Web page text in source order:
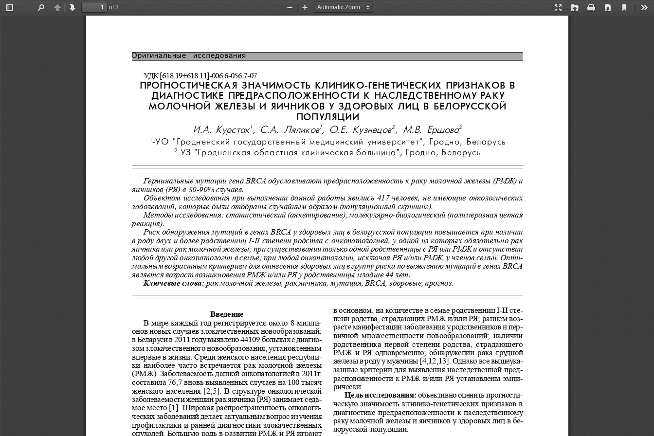
Toggle
PreviousNext
of 3
Presentation
Open Print Download
Current
Zoom
Zoom
Оригинальные  исследования
УДК [618.19+618.11]-006.6-056.7-07
ПРОГНОСТИЧЕСКАЯ ЗНАЧИМОСТЬ КЛИНИКО-ГЕНЕТИЧЕСКИХ ПРИЗНАКОВ В
ДИАГНОСТИКЕ ПРЕДРАСПОЛОЖЕННОСТИ К НАСЛЕДСТВЕННОМУ РАКУ
МОЛОЧНОЙ ЖЕЛЕЗЫ И ЯИЧНИКОВ У ЗДОРОВЫХ ЛИЦ В БЕЛОРУССКОЙ
ПОПУЛЯЦИИ
И.А. Курстак1, С.А. Ляликов1, О.Е. Кузнецов2, М.В. Ершова2
1-УО "Гродненский государственный медицинский университет", Гродно, Беларусь
2-УЗ "Гродненская областная клиническая больница", Гродно, Беларусь
Герминальные мутации гена BRCA обусловливают предрасположенность к раку молочной железы (РМЖ) и
яичников (РЯ) в 80-90% случаев.
Объектом исследования при выполнении данной работы явились 417 человек, не имеющие онкологических
заболеваний, которые были отобраны случайным образом (популяционный скрининг).
Методы исследования: статистический (анкетирование), молекулярно-биологический (полимеразная цепная
реакция).
Риск обнаружения мутаций в генах BRCA у здоровых лиц в белорусской популяции повышается при наличии
в роду двух и более родственниц I-II степени родства с онкопатологией, у одной из которых обязательно рак
яичника или рак молочной железы; при существовании только одной родственницы с РЯ или РМЖ и отсутствии
любой другой онкопатологии в семье; при любой онкопатологии, исключая РЯ и/или РМЖ, у членов семьи. Опти-
мальным возрастным критерием для отнесения здоровых лиц в группу риска по выявлению мутаций в генах BRCA
является возраст возникновения РМЖ и/или РЯ у родственницы младше 44 лет.
Ключевые слова: рак молочной железы, рак яичника, мутация, BRCA, здоровые, прогноз.
Введение
В мире каждый год регистрируется около 8 милли-
онов новых случаев злокачественных новообразований,
в Беларуси в 2011 году выявлено 44109 больных с диагно-
зом злокачественного новообразования, установленным
впервые в жизни. Среди женского населения республи-
ки наиболее часто встречается рак молочной  железы
(РМЖ). Заболеваемость данной онкопатологией в 2011г.
составила 76,7 вновь выявленных случаев на 100 тысяч
женского населения [2,5]. В структуре онкологической
заболеваемости женщин рак яичника (РЯ) занимает седь-
мое место [1]. Широкая распространенность онкологи-
ческих заболеваний делает актуальным вопрос изучения
профилактики и ранней диагностики злокачественных
опухолей. Большую роль в развитии РМЖ и РЯ играют
в основном, на количестве в семье родственниц I-II сте-
пени родства, страдающих РМЖ и/или РЯ; раннем воз-
расте манифестации заболевания у родственников и пер-
вичной  множественности новообразований;  наличии
родственника первой степени родства,  страдающего
РМЖ и РЯ одновременно; обнаружении рака грудной
железы в роду у мужчины [4,12,13]. Однако все вышеука-
занные критерии для выявления наследственной пред-
расположенности к РМЖ и/или РЯ установлены эмпи-
рически.
Цель исследования: объективно оценить прогности-
ческую значимость клинико-генетических признаков в
диагностике предрасположенности к наследственному
раку молочной железы и яичников у здоровых лиц в бе-
лорусской популяции.